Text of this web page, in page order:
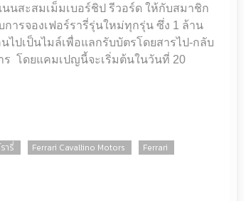
นสะสมเม็มเบอร์ชิป รีวอร์ด ให้กับสมาชิก
ารจองเฟอร์รารี่รุ่นใหม่ทุกรุ่น ซึ่ง 1 ล้าน
ปเป็นไมล์เพื่อแลกรับบัตรโดยสารไป-กลับ
ร โดยแคมเปญนี้จะเริ่มต้นในวันที่ 20
ารี่ Ferrari Cavallino Motors
Ferrari